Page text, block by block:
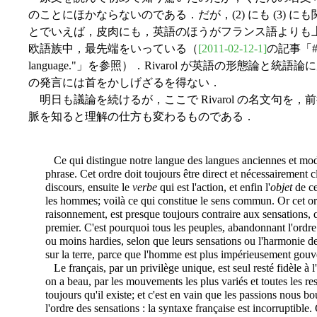
のことにほかならないのである．だが，(2) にも (3) に
とでいえば，皮肉にも，英語のほうがフランス語より
欧語族中，最先端をいっている（[2011-02-12-1]の記事「
language."」を参照）．Rivarol が英語の形態論と統語論
の発言には首をかしげざるを得ない．
明日も議論を続けるが，ここで Rivarol の名文句を，
脈を知ると理解の仕方も変わるものである．
Ce qui distingue notre langue des langues anciennes et
phrase. Cet ordre doit toujours être direct et
discours, ensuite le verbe qui est l'action, et enfin l'objetde
les hommes; voilà ce qui constitue le sens commun. Or cet
raisonnement, est presque toujours contraire aux
premier. C'est pourquoi tous les peuples, abandonnant
ou moins hardies, selon que leurs sensations ou l'harmonie
sur la terre, parce que l'homme est plus impérieusement
Le français, par un privilège unique, est seul resté fidèle à
on a beau, par les mouvements les plus variés et toutes les
toujours qu'il existe; et c'est en vain que les passions nous
l'ordre des sensations : la syntaxe française est